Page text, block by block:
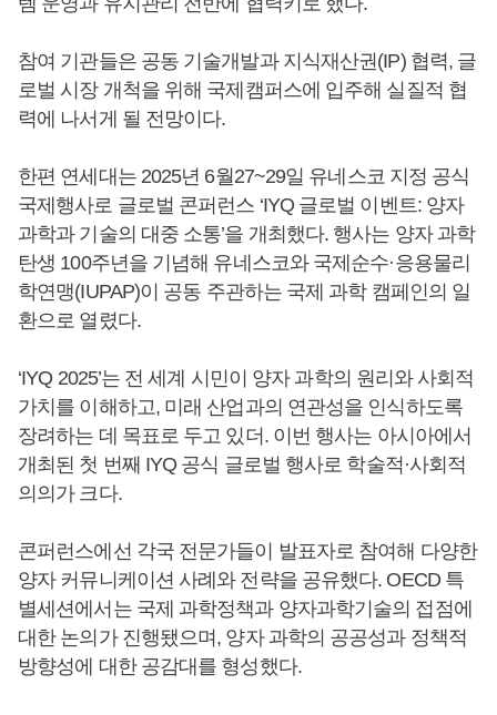
참여 기관들은 공동 기술개발과 지식재산권(IP) 협력, 글
로벌 시장 개척을 위해 국제캠퍼스에 입주해 실질적 협
력에 나서게 될 전망이다.
한편 연세대는 2025년 6월27~29일 유네스코 지정 공식
국제행사로 글로벌 콘퍼런스 ‘IYQ 글로벌 이벤트: 양자
과학과 기술의 대중 소통’을 개최했다. 행사는 양자 과학
탄생 100주년을 기념해 유네스코와 국제순수·응용물리
학연맹(IUPAP)이 공동 주관하는 국제 과학 캠페인의 일
환으로 열렸다.
‘IYQ 2025’는 전 세계 시민이 양자 과학의 원리와 사회적
가치를 이해하고, 미래 산업과의 연관성을 인식하도록
장려하는 데 목표로 두고 있더. 이번 행사는 아시아에서
개최된 첫 번째 IYQ 공식 글로벌 행사로 학술적·사회적
의의가 크다.
콘퍼런스에선 각국 전문가들이 발표자로 참여해 다양한
양자 커뮤니케이션 사례와 전략을 공유했다. OECD 특
별세션에서는 국제 과학정책과 양자과학기술의 접점에
대한 논의가 진행됐으며, 양자 과학의 공공성과 정책적
방향성에 대한 공감대를 형성했다.